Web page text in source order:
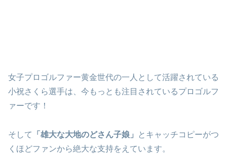
女子プロゴルファー黄金世代の一人として活躍されている
小祝さくら選手は、今もっとも注目されているプロゴルフ
ァーです！
そして 「雄大な大地のどさん子娘」
とキャッチコピーがつ
くほどファンから絶大な支持をえています。